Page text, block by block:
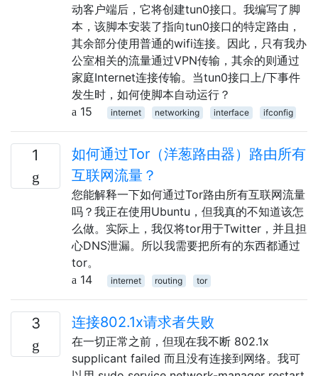
动客户端后，它将创建tun0接口。我编写了脚
本，该脚本安装了指向tun0接口的特定路由，
其余部分使用普通的wifi连接。因此，只有我办
公室相关的流量通过VPN传输，其余的则通过
家庭Internet连接传输。当tun0接口上/下事件
发生时，如何使脚本自动运行？
15
internet networking interface ifconfig
1
如何通过Tor（洋葱路由器）路由所有
互联网流量？
您能解释一下如何通过Tor路由所有互联网流量
吗？我正在使用Ubuntu，但我真的不知道该怎
么做。实际上，我仅将tor用于Twitter，并且担
心DNS泄漏。所以我需要把所有的东西都通过
tor。
14
internet routing tor
3 连接802.1x请求者失败
在一切正常之前，但现在我不断 802.1x
supplicant failed 而且没有连接到网络。我可